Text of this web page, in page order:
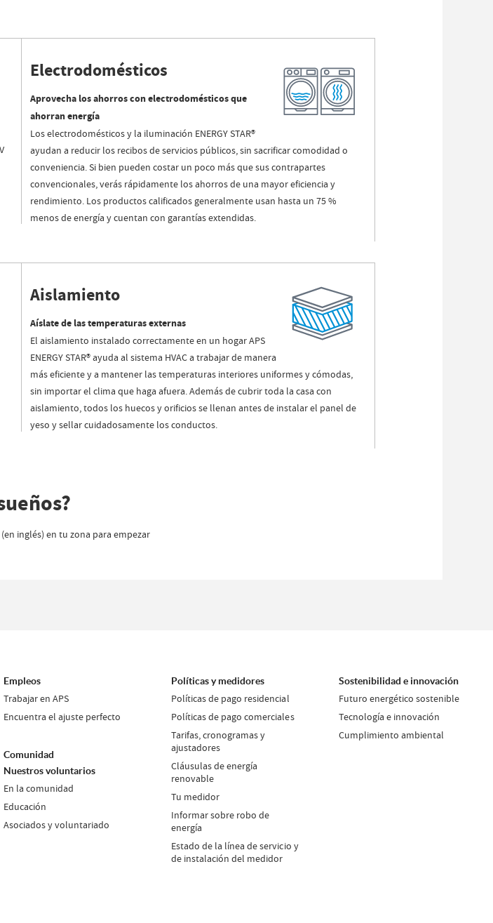
Electrodomésticos
Aprovecha los ahorros con electrodomésticos que
ahorran energía
Los electrodomésticos y la iluminación ENERGY STAR®
ayudan a reducir los recibos de servicios públicos, sin sacrificar comodidad o
conveniencia. Si bien pueden costar un poco más que sus contrapartes
convencionales, verás rápidamente los ahorros de una mayor eficiencia y
rendimiento. Los productos calificados generalmente usan hasta un 75 %
menos de energía y cuentan con garantías extendidas.
Aislamiento
Aíslate de las temperaturas externas
El aislamiento instalado correctamente en un hogar APS
ENERGY STAR® ayuda al sistema HVAC a trabajar de manera
más eficiente y a mantener las temperaturas interiores uniformes y cómodas,
sin importar el clima que haga afuera. Además de cubrir toda la casa con
aislamiento, todos los huecos y orificios se llenan antes de instalar el panel de
yeso y sellar cuidadosamente los conductos.
(en inglés) en tu zona para empezar
Empleos
Trabajar en APS
Encuentra el ajuste perfecto
Comunidad
Nuestros voluntarios
En la comunidad
Educación
Asociados y voluntariado
Políticas y medidores
Políticas de pago residencial
Políticas de pago comerciales
Tarifas, cronogramas y
ajustadores
Cláusulas de energía
renovable
Tu medidor
Informar sobre robo de
energía
Estado de la línea de servicio y
de instalación del medidor
Sostenibilidad e innovación
Futuro energético sostenible
Tecnología e innovación
Cumplimiento ambiental